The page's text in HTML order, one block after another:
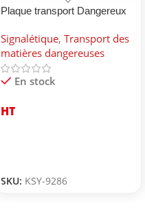
Plaque transport Dangereux
Signalétique, Transport des
matières dangereuses
En stock
HT
SKU: KSY-9286